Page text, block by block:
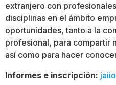
extranjero con
disciplinas en el ámbito
oportunidades, tanto a la
profesional, para compartir
así como para hacer
Informes e inscripción: